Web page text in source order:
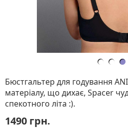
Бюстгальтер для годування
матеріалу, що дихає, Spacer
спекотного літа :).
1490 грн.